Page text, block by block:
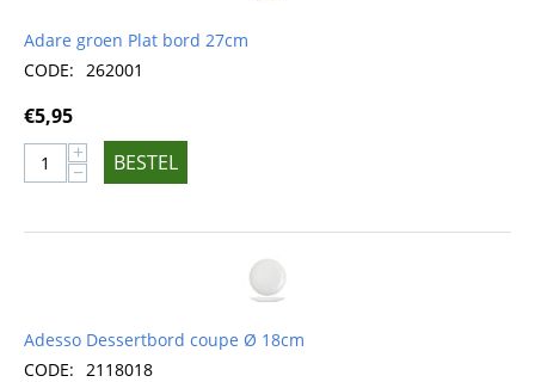
Adare groen Plat bord 27cm
CODE: 262001
€5,95
+
− BESTEL
Adesso Dessertbord coupe Ø 18cm
CODE: 2118018